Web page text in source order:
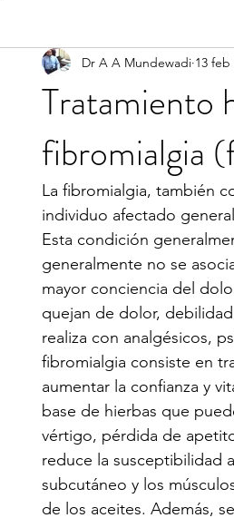
Tratamiento
fibromialgia
Dr A A Mundewadi 13 feb
La fibromialgia, también
individuo afectado
Esta condición
generalmente no se
mayor conciencia del
quejan de dolor,
realiza con analgésicos,
fibromialgia consiste en
aumentar la confianza y
base de hierbas que
vértigo, pérdida de
reduce la susceptibilidad
subcutáneo y los
de los aceites. Además,